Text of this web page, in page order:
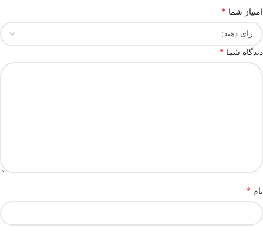
امتیاز شما *
دیدگاه شما *
نام *